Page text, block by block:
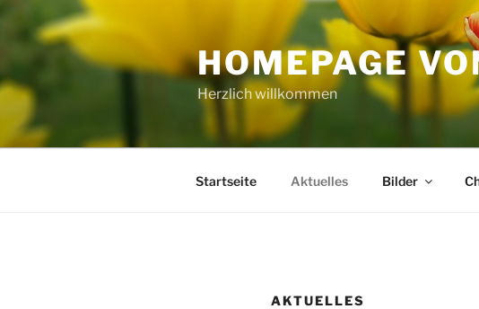
Inhalt
HOMEPAGE
Herzlich willkommen
Startseite Aktuelles Bilder
AKTUELLES